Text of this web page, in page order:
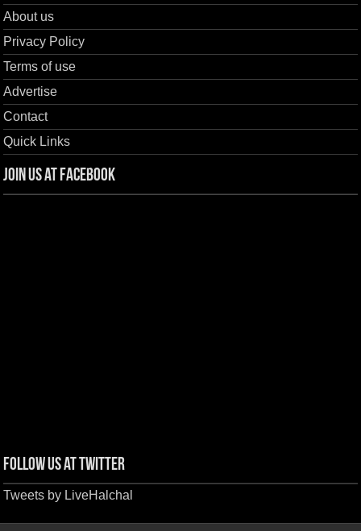
About us
Privacy Policy
Terms of use
Advertise
Contact
Quick Links
Join us at Facebook
Follow us at Twitter
Tweets by LiveHalchal